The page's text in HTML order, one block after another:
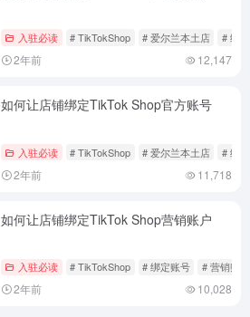
入驻必读 # TikTokShop # 爱尔兰本土店 # 绑
2年前 12,147
如何让店铺绑定TikTok Shop官方账号
入驻必读 # TikTokShop # 爱尔兰本土店 # 绑
2年前 11,718
如何让店铺绑定TikTok Shop营销账户
入驻必读 # TikTokShop # 绑定账号 # 营销账户
2年前 10,028